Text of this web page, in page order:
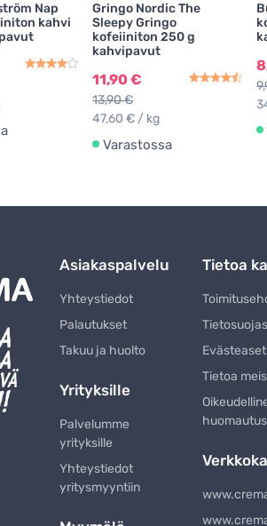
Nap
kahvi
Gringo Nordic The
Sleepy Gringo
kofeiiniton 250 g
kahvipavut
11,90 €
13,90 €
47,60 € / kg
Varastossa
Asiakaspalvelu
Yhteystiedot
Palautukset
Takuu ja huolto
Yrityksille
Palvelumme
yrityksille
Yhteystiedot
yritysmyyntiin
Tietoa
Tietoa
huomautus